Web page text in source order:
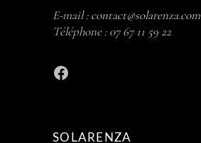
E-mail :contact@solarenza.com
Téléphone :07 67 11 59 22
Facebook
SOLARENZA